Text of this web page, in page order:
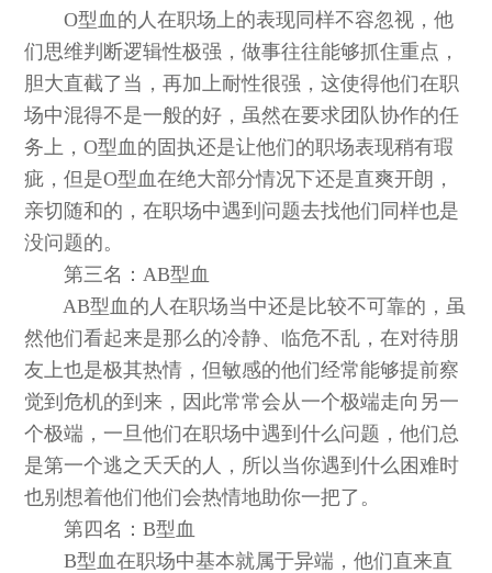
O型血的人在职场上的表现同样不容忽视，他
们思维判断逻辑性极强，做事往往能够抓住重点，
胆大直截了当，再加上耐性很强，这使得他们在职
场中混得不是一般的好，虽然在要求团队协作的任
务上，O型血的固执还是让他们的职场表现稍有瑕
疵，但是O型血在绝大部分情况下还是直爽开朗，
亲切随和的，在职场中遇到问题去找他们同样也是
没问题的。
第三名：AB型血
AB型血的人在职场当中还是比较不可靠的，虽
然他们看起来是那么的冷静、临危不乱，在对待朋
友上也是极其热情，但敏感的他们经常能够提前察
觉到危机的到来，因此常常会从一个极端走向另一
个极端，一旦他们在职场中遇到什么问题，他们总
是第一个逃之夭夭的人，所以当你遇到什么困难时
也别想着他们他们会热情地助你一把了。
第四名：B型血
B型血在职场中基本就属于异端，他们直来直